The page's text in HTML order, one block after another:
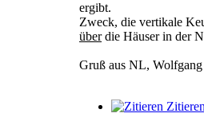
ergibt.
Zweck, die vertikale
überdie Häuser in der
Gruß aus NL, Wolfgang
Zitieren